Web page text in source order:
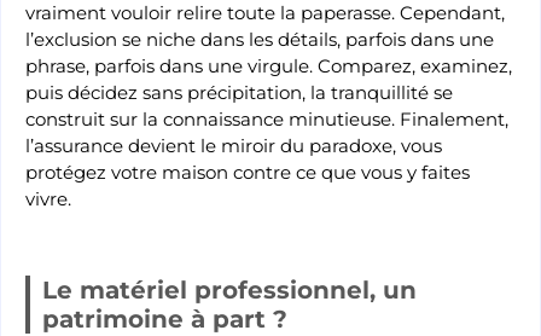
vraiment vouloir relire toute la paperasse. Cependant,
l’exclusion se niche dans les détails, parfois dans une
phrase, parfois dans une virgule. Comparez, examinez,
puis décidez sans précipitation, la tranquillité se
construit sur la connaissance minutieuse. Finalement,
l’assurance devient le miroir du paradoxe, vous
protégez votre maison contre ce que vous y faites
vivre.
Le matériel professionnel, un
patrimoine à part ?